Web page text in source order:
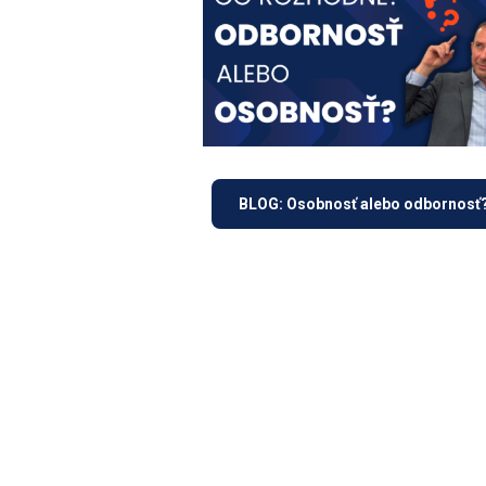
BLOG: Osobnosť alebo